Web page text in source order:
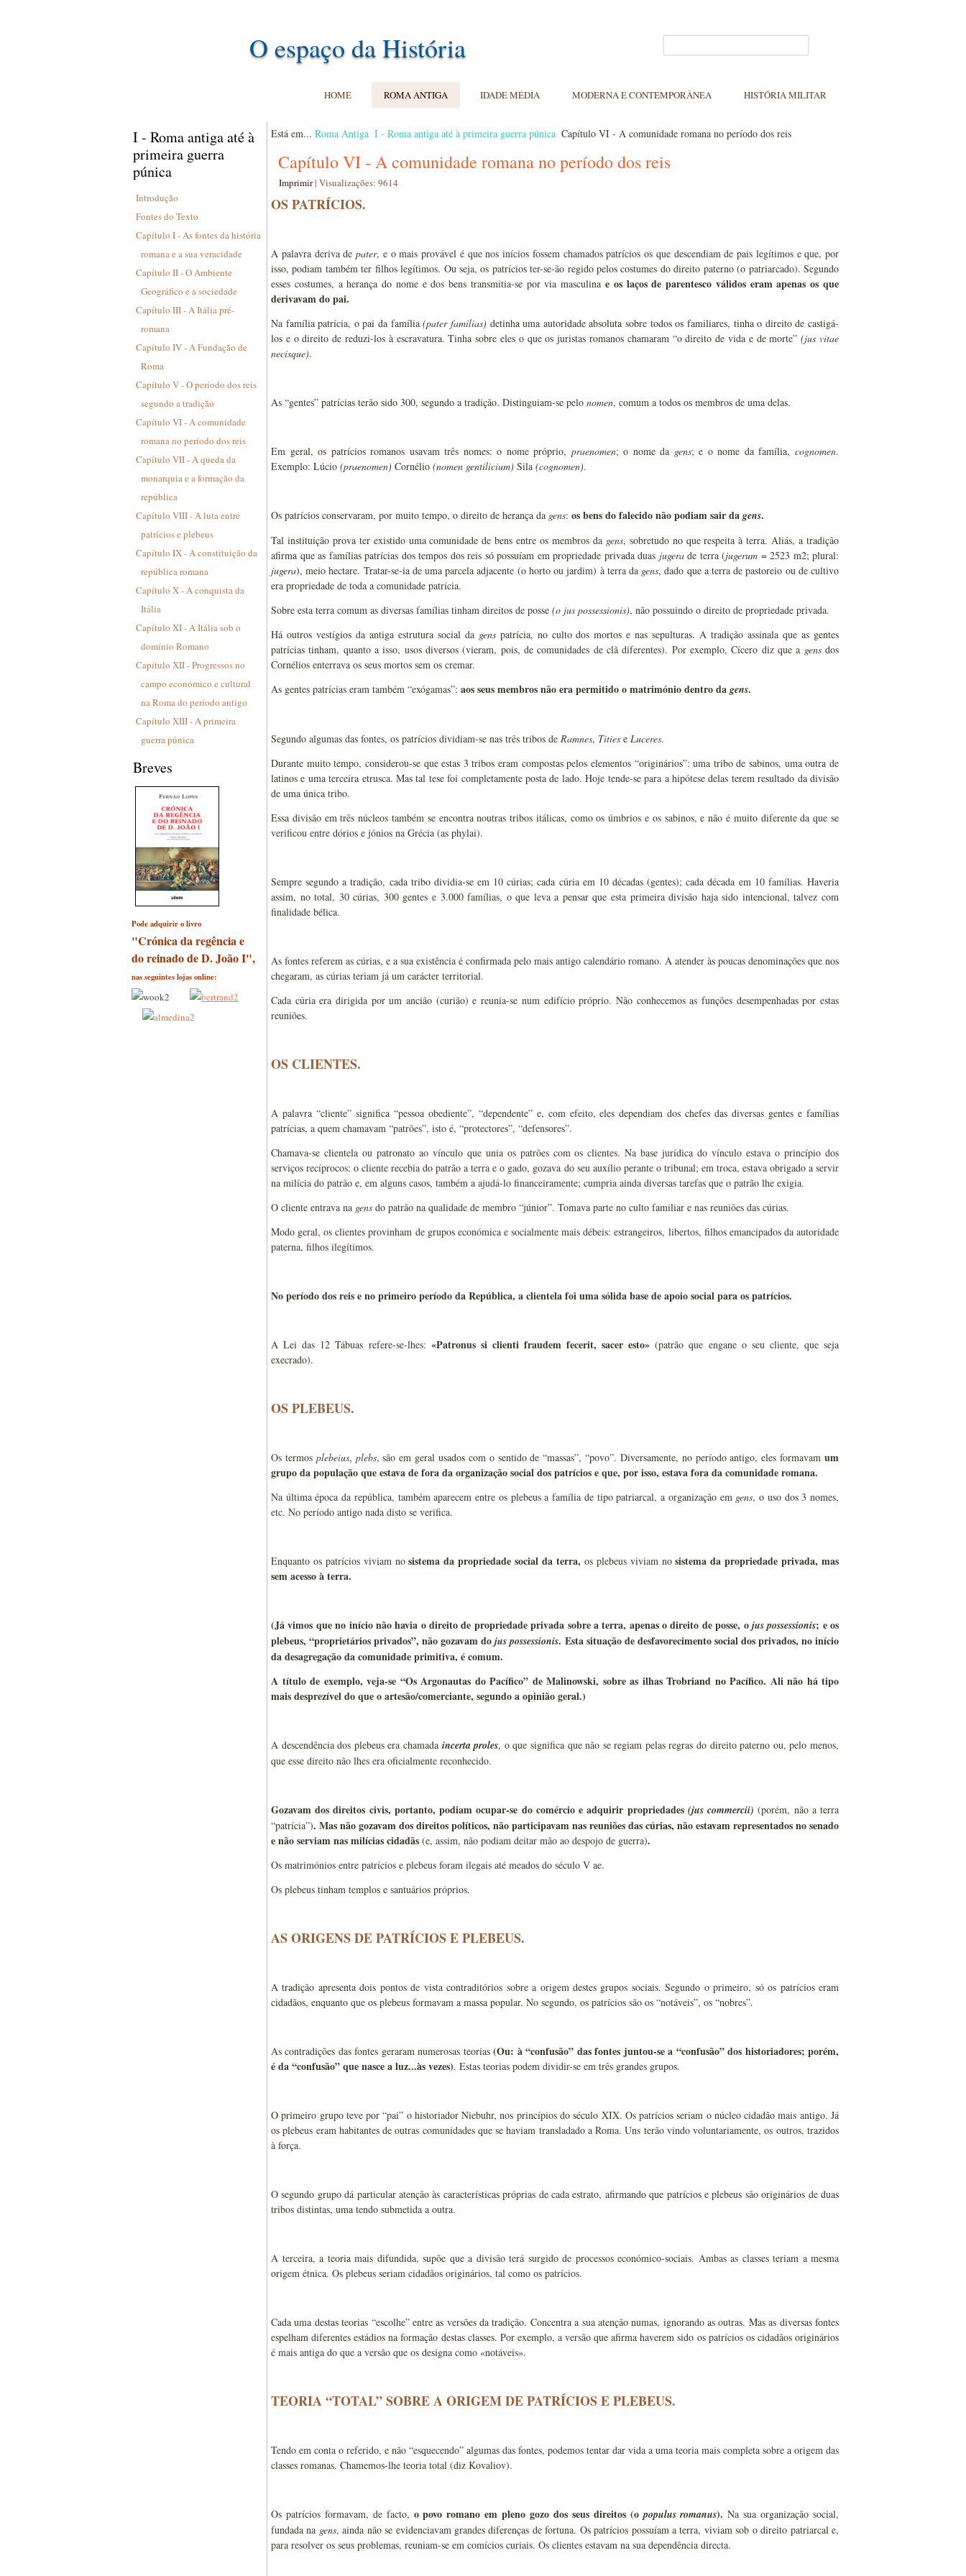
O espaço da História
HOME ROMA ANTIGA IDADE MÉDIA MODERNA E CONTEMPORÂNEA HISTÓRIA MILITAR
I - Roma antiga até à
primeira guerra
púnica
Introdução
Fontes do Texto
Capítulo I - As fontes da história
romana e a sua veracidade
Capítulo II - O Ambiente
Geográfico e a sociedade
Capítulo III - A Itália pré-
romana
Capítulo IV - A Fundação de
Roma
Capítulo V - O período dos reis
segundo a tradição
Capítulo VI - A comunidade
romana no período dos reis
Capítulo VII - A queda da
monarquia e a formação da
república
Capítulo VIII - A luta entre
patrícios e plebeus
Capítulo IX - A constituição da
república romana
Capítulo X - A conquista da
Itália
Capítulo XI - A Itália sob o
domínio Romano
Capítulo XII - Progressos no
campo económico e cultural
na Roma do período antigo
Capítulo XIII - A primeira
guerra púnica
Breves
Pode adquirir o livro
"Crónica da regência e
do reinado de D. João I",
nas seguintes lojas online:
Está em... Roma Antiga I - Roma antiga até à primeira guerra púnica Capítulo VI - A comunidade romana no período dos reis
Capítulo VI - A comunidade romana no período dos reis
Imprimir| Visualizações: 9614
OS PATRÍCIOS.
A palavra deriva de pater, e o mais provável é que nos inícios fossem chamados patrícios os que descendiam de pais legítimos e que, por
isso, podiam também ter filhos legítimos. Ou seja, os patrícios ter-se-ão regido pelos costumes do direito paterno (o patriarcado). Segundo
esses costumes, a herança do nome e dos bens transmitia-se por via masculinae os laços de parentesco válidos eram apenas os que
derivavam do pai.
Na família patrícia, o pai da família(pater familias) detinha uma autoridade absoluta sobre todos os familiares, tinha o direito de castigá-
los e o direito de reduzi-los à escravatura. Tinha sobre eles o que os juristas romanos chamaram “o direito de vida e de morte”(jus vitae
necisque).
As “gentes” patrícias terão sido 300, segundo a tradição. Distinguiam-se pelo nomen, comum a todos os membros de uma delas.
Em geral, os patrícios romanos usavam três nomes: o nome próprio, praenomen; o nome da gens; e o nome da família,cognomen.
Exemplo: Lúcio (praenomen) Cornélio (nomen gentilicium) Sila (cognomen).
Os patrícios conservaram, por muito tempo, o direito de herança da gens: os bens do falecido não podiam sair da gens.
Tal instituição prova ter existido uma comunidade de bens entre os membros da gens, sobretudo no que respeita à terra. Aliás, a tradição
afirma que as famílias patrícias dos tempos dos reis só possuíam em propriedade privada duas jugerade terra (jugerum = 2523 m2; plural:
jugera), meio hectare. Tratar-se-ia de uma parcela adjacente (o horto ou jardim) à terra da gens, dado que a terra de pastoreio ou de cultivo
era propriedade de toda a comunidade patrícia.
Sobre esta terra comum as diversas famílias tinham direitos de posse (o jus possessionis), não possuindo o direito de propriedade privada.
Há outros vestígios da antiga estrutura social da genspatrícia, no culto dos mortos e nas sepulturas. A tradição assinala que as gentes
patrícias tinham, quanto a isso, usos diversos (vieram, pois, de comunidades de clã diferentes). Por exemplo, Cícero diz que a gensdos
Cornélios enterrava os seus mortos sem os cremar.
As gentes patrícias eram também “exógamas”: aos seus membros não era permitido o matrimónio dentro da gens.
Segundo algumas das fontes, os patrícios dividiam-se nas três tribos de Ramnes, Tities e Luceres.
Durante muito tempo, considerou-se que estas 3 tribos eram compostas pelos elementos “originários”: uma tribo de sabinos, uma outra de
latinos e uma terceira etrusca. Mas tal tese foi completamente posta de lado. Hoje tende-se para a hipótese delas terem resultado da divisão
de uma única tribo.
Essa divisão em três núcleos também se encontra noutras tribos itálicas, como os úmbrios e os sabinos, e não é muito diferente da que se
verificou entre dórios e jónios na Grécia (as phylai).
Sempre segundo a tradição, cada tribo dividia-se em 10 cúrias; cada cúria em 10 décadas (gentes); cada década em 10 famílias. Haveria
assim, no total, 30 cúrias, 300 gentes e 3.000 famílias, o que leva a pensar que esta primeira divisão haja sido intencional, talvez com
finalidade bélica.
As fontes referem as cúrias, e a sua existência é confirmada pelo mais antigo calendário romano. A atender às poucas denominações que nos
chegaram, as cúrias teriam já um carácter territorial.
Cada cúria era dirigida por um ancião (curião) e reunia-se num edifício próprio. Não conhecemos as funções desempenhadas por estas
reuniões.
OS CLIENTES.
A palavra “cliente” significa “pessoa obediente”, “dependente” e, com efeito, eles dependiam dos chefes das diversas gentes e famílias
patrícias, a quem chamavam “patrões”, isto é, “protectores”, “defensores”.
Chamava-se clientela ou patronato ao vínculo que unia os patrões com os clientes. Na base jurídica do vínculo estava o princípio dos
serviços recíprocos: o cliente recebia do patrão a terra e o gado, gozava do seu auxílio perante o tribunal; em troca, estava obrigado a servir
na milícia do patrão e, em alguns casos, também a ajudá-lo financeiramente; cumpria ainda diversas tarefas que o patrão lhe exigia.
O cliente entrava na gens do patrão na qualidade de membro “júnior”. Tomava parte no culto familiar e nas reuniões das cúrias.
Modo geral, os clientes provinham de grupos económica e socialmente mais débeis: estrangeiros, libertos, filhos emancipados da autoridade
paterna, filhos ilegítimos.
No período dos reis e no primeiro período da República, a clientela foi uma sólida base de apoio socialpara os patrícios.
A Lei das 12 Tábuas refere-se-lhes: «Patronus si clienti fraudem fecerit, sacer esto»(patrão que engane o seu cliente, que seja
execrado).
OS PLEBEUS.
Os termos plebeius, plebs, são em geral usados com o sentido de “massas”, “povo”. Diversamente, no período antigo, eles formavamum
grupo da população que estava de fora da organização social dos patrícios e que, por isso, estava fora da comunidade romana.
Na última época da república, também aparecem entre os plebeus a família de tipo patriarcal, a organização em gens, o uso dos 3 nomes,
etc. No período antigo nada disto se verifica.
Enquanto os patrícios viviam nosistema da propriedade social da terra, os plebeus viviam nosistema da propriedade privada, mas
sem acesso à terra.
(Já vimos que no início não havia o direito de propriedade privada sobre a terra, apenas o direito de posse, ojus possessionis; e os
plebeus, “proprietários privados”, não gozavam dojus possessionis. Esta situação de desfavorecimento social dos privados, no início
da desagregação da comunidade primitiva, é comum.
A título de exemplo, veja-se “Os Argonautas do Pacífico” de Malinowski, sobre as ilhas Trobriand no Pacífico. Ali não há tipo
mais desprezível do que o artesão/comerciante, segundo a opinião geral.)
A descendência dos plebeus era chamada incerta proles, o que significa que não se regiam pelas regras do direito paterno ou, pelo menos,
que esse direito não lhes era oficialmente reconhecido.
Gozavam dos direitos civis, portanto, podiam ocupar-se do comércio e adquirir propriedades (jus commercii) (porém, não a terra
“patrícia”). Mas não gozavam dos direitos políticos, não participavam nas reuniões das cúrias, não estavam representados no senado
e não serviam nas milícias cidadãs (e, assim, não podiam deitar mão ao despojo de guerra).
Os matrimónios entre patrícios e plebeus foram ilegais até meados do século V ae.
Os plebeus tinham templos e santuários próprios.
AS ORIGENS DE PATRÍCIOS E PLEBEUS.
A tradição apresenta dois pontos de vista contraditórios sobre a origem destes grupos sociais. Segundo o primeiro, só os patrícios eram
cidadãos, enquanto que os plebeus formavam a massa popular. No segundo, os patrícios são os “notáveis”, os “nobres”.
As contradições das fontes geraram numerosas teorias(Ou: à “confusão” das fontes juntou-se a “confusão” dos historiadores; porém,
é da “confusão” que nasce a luz...às vezes). Estas teorias podem dividir-se em três grandes grupos.
O primeiro grupo teve por “pai” o historiador Niebuhr, nos princípios do século XIX. Os patrícios seriam o núcleo cidadão mais antigo. Já
os plebeus eram habitantes de outras comunidades que se haviam transladado a Roma. Uns terão vindo voluntariamente, os outros, trazidos
à força.
O segundo grupo dá particular atenção às características próprias de cada estrato, afirmando que patrícios e plebeus são originários de duas
tribos distintas, uma tendo submetida a outra.
A terceira, a teoria mais difundida, supõe que a divisão terá surgido de processos económico-sociais. Ambas as classes teriam a mesma
origem étnica. Os plebeus seriam cidadãos originários, tal como os patrícios.
Cada uma destas teorias “escolhe” entre as versões da tradição. Concentra a sua atenção numas, ignorando as outras. Mas as diversas fontes
espelham diferentes estádios na formação destas classes. Por exemplo, a versão que afirma haverem sido os patrícios os cidadãos originários
é mais antiga do que a versão que os designa como «notáveis».
TEORIA “TOTAL” SOBRE A ORIGEM DE PATRÍCIOS E PLEBEUS.
Tendo em conta o referido, e não “esquecendo” algumas das fontes, podemos tentar dar vida a uma teoria mais completa sobre a origem das
classes romanas. Chamemos-lhe teoria total (diz Kovaliov).
Os patrícios formavam, de facto, o povo romano em pleno gozo dos seus direitos (opopulus romanus).Na sua organização social,
fundada na gens, ainda não se evidenciavam grandes diferenças de fortuna. Os patrícios possuíam a terra, viviam sob o direito patriarcal e,
para resolver os seus problemas, reuniam-se em comícios curiais. Os clientes estavam na sua dependência directa.